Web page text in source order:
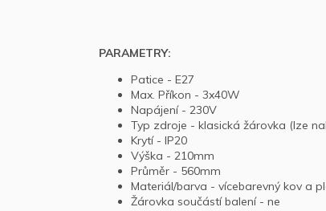
PARAMETRY:
Patice - E27
Max. Příkon - 3x40W
Napájení - 230V
Typ zdroje - klasická žárovka (lze
Krytí - IP20
Výška - 210mm
Průměr - 560mm
Materiál/barva - vícebarevný kov a
Žárovka součástí balení - ne